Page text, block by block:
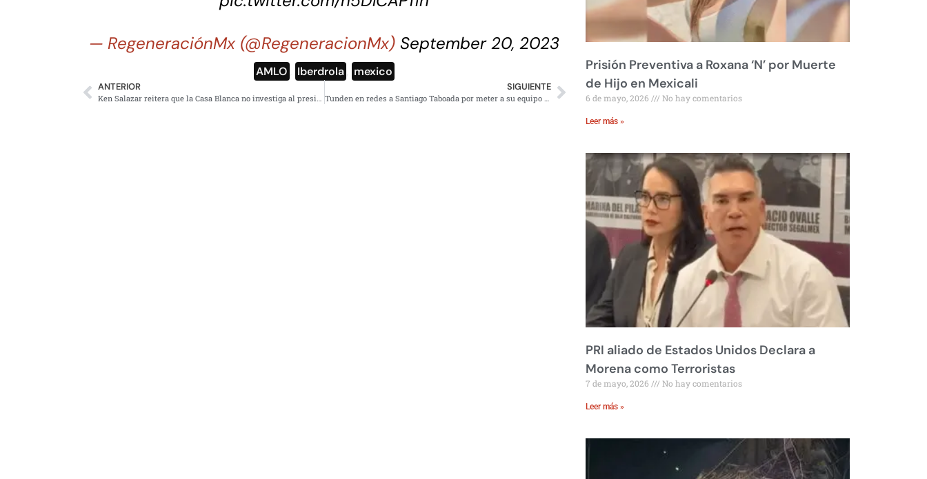
— RegeneraciónMx (@RegeneracionMx)September 20, 2023
AMLO Iberdrola mexico
ANTERIOR
Ken Salazar reitera que la Casa Blanca no investiga al presidente López Obrador
SIGUIENTE
Tunden en redes a Santiago Taboada por meter a su equipo a Cordero y a Lozano
Prisión Preventiva a Roxana ‘N’ por Muerte
de Hijo en Mexicali
6 de mayo, 2026 No hay comentarios
Leer más »
PRI aliado de Estados Unidos Declara a
Morena como Terroristas
7 de mayo, 2026 No hay comentarios
Leer más »